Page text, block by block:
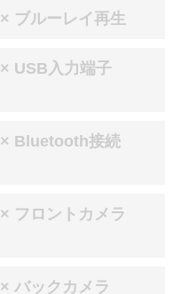
× ブルーレイ再生
× USB入力端子
× Bluetooth接続
× フロントカメラ
× バックカメラ